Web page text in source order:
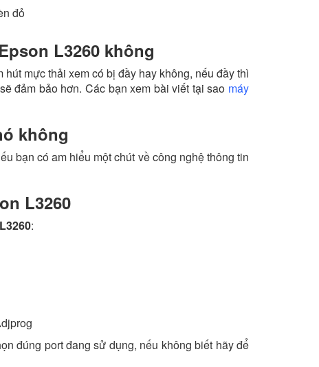
L3260 không
mực thải xem có bị đầy hay không, nếu đầy thì
đảm bảo hơn. Các bạn xem bài viết tại sao máy
không
bạn có am hiểu một chút về công nghệ thông tin
L3260
:
đúng port đang sử dụng, nếu không biết hãy để